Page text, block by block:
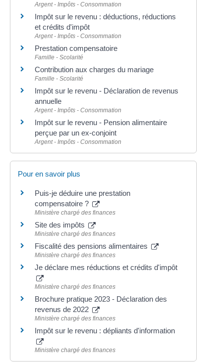
Argent - Impôts - Consommation
Impôt sur le revenu : déductions, réductions
et crédits d'impôt
Argent - Impôts - Consommation
Prestation compensatoire
Famille - Scolarité
Contribution aux charges du mariage
Famille - Scolarité
Impôt sur le revenu - Déclaration de revenus
annuelle
Argent - Impôts - Consommation
Impôt sur le revenu - Pension alimentaire
perçue par un ex-conjoint
Argent - Impôts - Consommation
Pour en savoir plus
Puis-je déduire une prestation
compensatoire ?
Ministère chargé des finances
Site des impôts
Ministère chargé des finances
Fiscalité des pensions alimentaires
Ministère chargé des finances
Je déclare mes réductions et crédits d'impôt
Ministère chargé des finances
Brochure pratique 2023 - Déclaration des
revenus de 2022
Ministère chargé des finances
Impôt sur le revenu : dépliants d'information
Ministère chargé des finances